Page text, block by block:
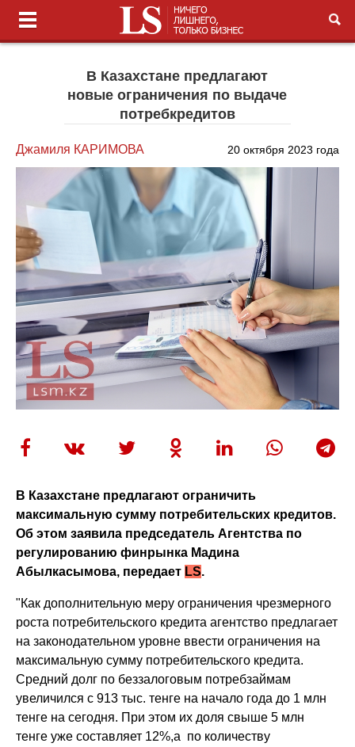
В Казахстане предлагают
новые ограничения по выдаче
потребкредитов
Джамиля КАРИМОВА 20 октября 2023 года
В Казахстане предлагают ограничить
максимальную сумму потребительских кредитов.
Об этом заявила председатель Агентства по
регулированию финрынка Мадина
Абылкасымова, передает LS.
"Как дополнительную меру ограничения чрезмерного
роста потребительского кредита агентство предлагает
на законодательном уровне ввести ограничения на
максимальную сумму потребительского кредита.
Средний долг по беззалоговым потребзаймам
увеличился с 913 тыс. тенге на начало года до 1 млн
тенге на сегодня. При этом их доля свыше 5 млн
тенге уже составляет 12%,а по количеству